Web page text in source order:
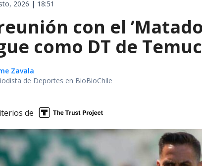
2026 | 18:51
con el
como DT de
Zavala
de Deportes en BioBioChile
de